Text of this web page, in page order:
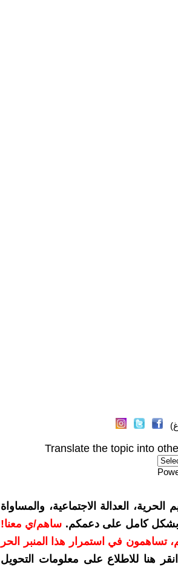
Translate the topic into
العدالة الاجتماعية، والمساواة
بشكل كامل على دعمكم. ساهم/ي معنا!
تساهمون في استمرار هذا المنبر الحر
انقر هنا للاطلاع على معلومات التحويل